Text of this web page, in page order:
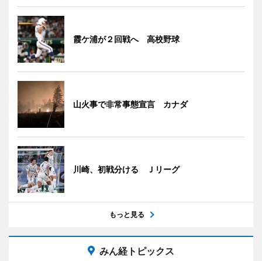
霞ケ浦が２回戦へ 高校野球
山火事で非常事態宣言 カナダ
川崎、初戦分ける Ｊリーグ
もっと見る
みん経トピックス